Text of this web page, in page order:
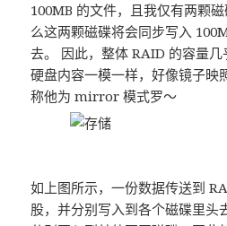
100MB 的文件，且我仅有两颗
么这两颗磁碟将会同步写入
去。 因此，整体 RAID 的容量
硬盘内容一模一样，好像镜子映
称他为 mirror 模式罗～
如上图所示，一份数据传送到
股，并分别写入到各个磁碟里头